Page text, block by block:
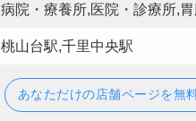
病院・療養所,医院・診療所,
桃山台駅,千里中央駅
あなただけの店舗ページを無